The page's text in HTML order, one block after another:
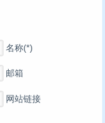
名称(*)
邮箱
网站链接